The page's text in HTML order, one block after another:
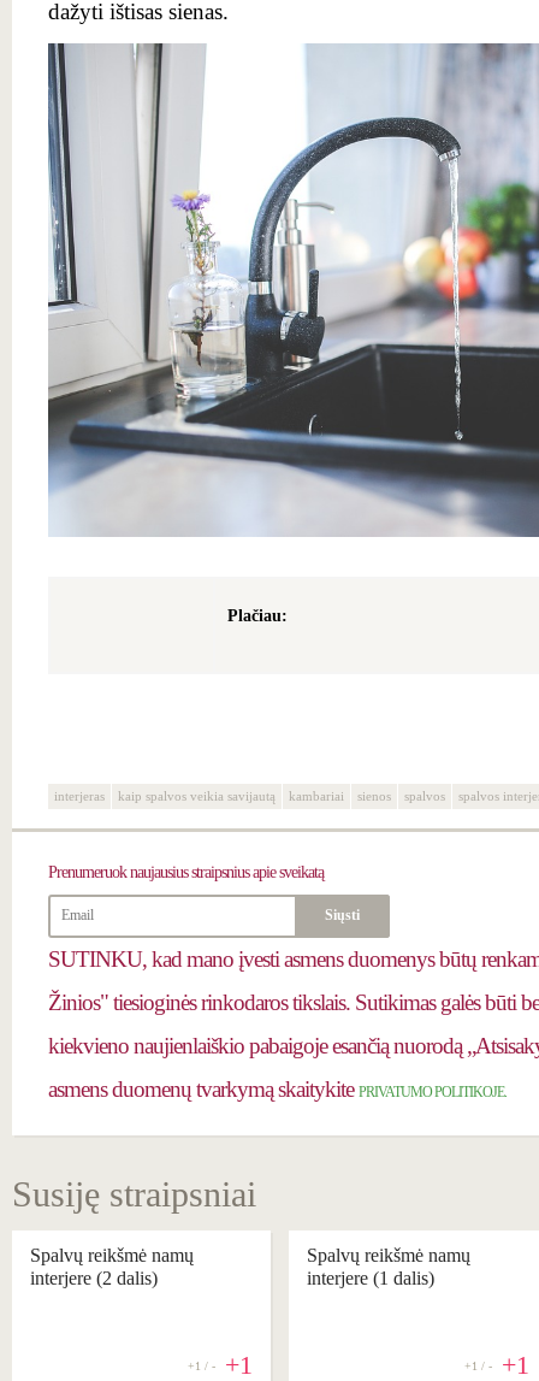
dažyti ištisas sienas.
Plačiau:
interjeras kaip spalvos veikia savijautą kambariai sienos spalvos spalvos
Prenumeruoknaujausius straipsnius apie sveikatą
SUTINKU, kad mano įvesti asmens duomenys būtų
Žinios" tiesioginės rinkodaros tikslais. Sutikimas galės būti
kiekvieno naujienlaiškio pabaigoje esančią nuorodą
asmens duomenų tvarkymą skaitykite PRIVATUMO POLITIKOJE.
Susiję straipsniai
Spalvų reikšmė namų
interjere (2 dalis)
+1 / - +1
Spalvų reikšmė namų
interjere (1 dalis)
+1 / - +1